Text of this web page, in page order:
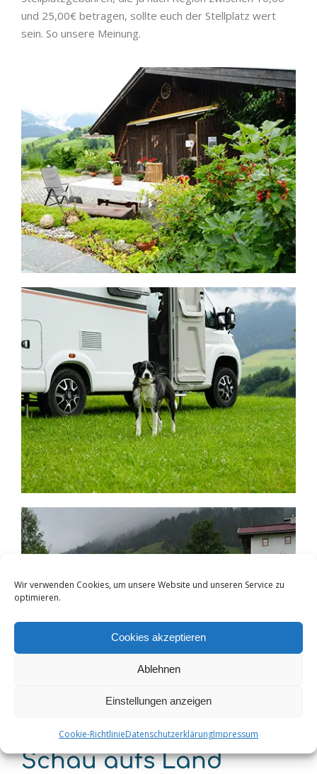
Wir verwenden Cookies, um unsere Website und unseren Service zu
optimieren.
Cookies akzeptieren
Ablehnen
Einstellungen anzeigen
Cookie-RichtlinieDatenschutzerklärungImpressum
und 25,00€ betragen, sollte euch der Stellplatz wert
sein. So unsere Meinung.
Unser Video über
Schau aufs Land